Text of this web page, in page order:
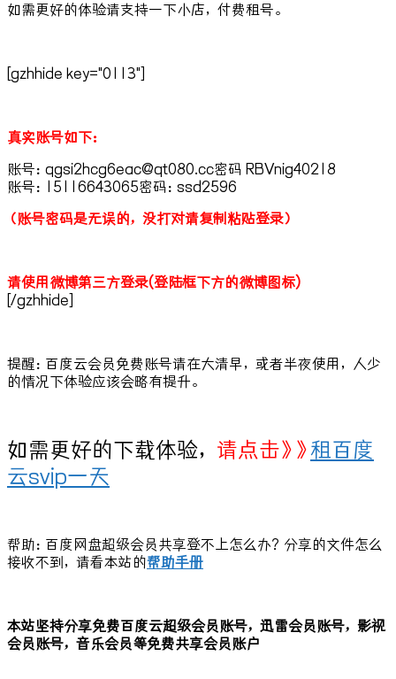
如需更好的体验请支持一下小店，付费租号。
[gzhhide key="0113"]
真实账号如下：
账号：qgsi2hcg6eac@qt080.cc密码 RBVnig40218
账号：15116643065密码：ssd2596
（账号密码是无误的，没打对请复制粘贴登录）
请使用微博第三方登录(登陆框下方的微博图标)
[/gzhhide]
提醒：百度云会员免费账号请在大清早，或者半夜使用，人少
的情况下体验应该会略有提升。
如需更好的下载体验， 请点击》》租百度
云svip一天
帮助：百度网盘超级会员共享登不上怎么办？分享的文件怎么
接收不到，请看本站的帮助手册
本站坚持分享免费百度云超级会员账号，迅雷会员账号，影视
会员账号，音乐会员等免费共享会员账户